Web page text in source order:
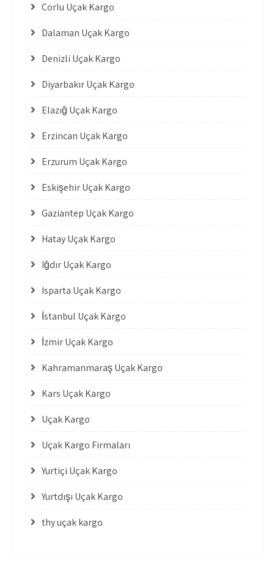
Çorlu Uçak Kargo
Dalaman Uçak Kargo
Denizli Uçak Kargo
Diyarbakır Uçak Kargo
Elazığ Uçak Kargo
Erzincan Uçak Kargo
Erzurum Uçak Kargo
Eskişehir Uçak Kargo
Gaziantep Uçak Kargo
Hatay Uçak Kargo
Iğdır Uçak Kargo
Isparta Uçak Kargo
İstanbul Uçak Kargo
İzmir Uçak Kargo
Kahramanmaraş Uçak Kargo
Kars Uçak Kargo
Uçak Kargo
Uçak Kargo Firmaları
Yurtiçi Uçak Kargo
Yurtdışı Uçak Kargo
thy uçak kargo